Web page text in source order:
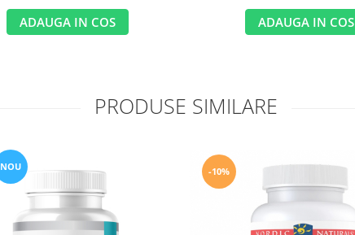
ADAUGA IN COS ADAUGA IN COS
PRODUSE SIMILARE
NOU -10%